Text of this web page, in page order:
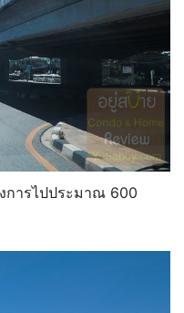
การไปประมาณ 600